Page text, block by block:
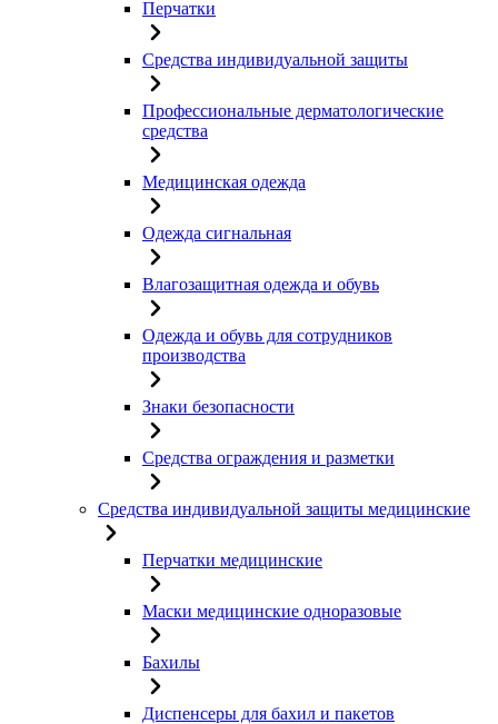
Перчатки
Средства индивидуальной защиты
Профессиональные дерматологические
средства
Медицинская одежда
Одежда сигнальная
Влагозащитная одежда и обувь
Одежда и обувь для сотрудников
производства
Знаки безопасности
Средства ограждения и разметки
Средства индивидуальной защиты медицинские
Перчатки медицинские
Маски медицинские одноразовые
Бахилы
Диспенсеры для бахил и пакетов